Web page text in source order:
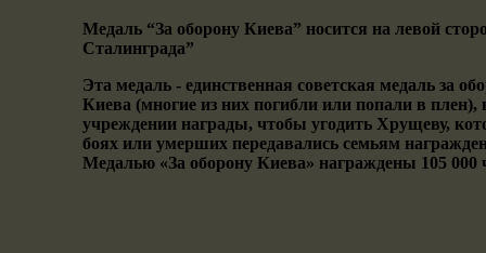
Медаль “За оборону Киева” носится на левой
Сталинграда”
Эта медаль - единственная советская медаль за
Киева (многие из них погибли или попали в
учреждении награды, чтобы угодить Хрущеву,
боях или умерших передавались семьям
Медалью «За оборону Киева» награждены 105 000